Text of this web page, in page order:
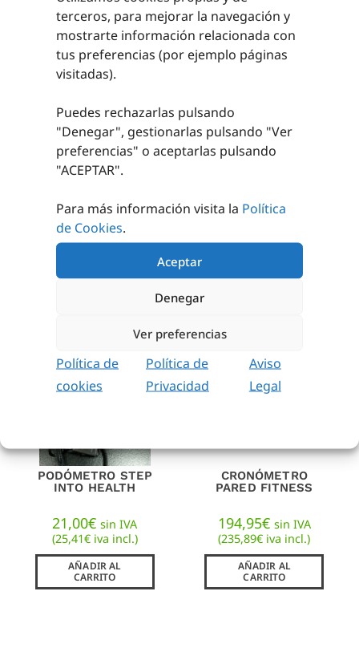
terceros, para mejorar la navegación y
mostrarte información relacionada con
tus preferencias (por ejemplo páginas
visitadas).
Puedes rechazarlas pulsando
"Denegar", gestionarlas pulsando "Ver
preferencias" o aceptarlas pulsando
"ACEPTAR".
Para más información visita la Política
de Cookies.
Aceptar
Denegar
Ver preferencias
Política de
cookies
Política de
Privacidad
Aviso
Legal
MARCADOR DE
MESA JOOLA
41,00€ sin IVA
49,61€iva incl.)
CARRITO
PODÓMETRO STEP
INTO HEALTH
21,00€ sin IVA
(25,41€iva incl.)
AÑADIR AL
CARRITO
CRONÓMETRO
PARED FITNESS
194,95€ sin IVA
(235,89€ iva incl.)
AÑADIR AL
CARRITO